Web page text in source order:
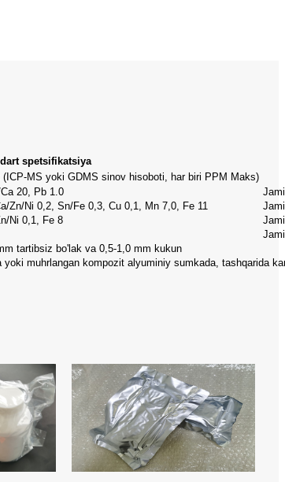
spetsifikatsiya
(ICP-MS yoki GDMS sinov hisoboti, har biri PPM Maks)
20, Pb 1.0
Zn/Ni 0,2, Sn/Fe 0,3, Cu 0,1, Mn 7,0, Fe 11
Ni 0,1, Fe 8
tartibsiz bo'lak va 0,5-1,0 mm kukun
muhrlangan kompozit alyuminiy sumkada, tashqarida